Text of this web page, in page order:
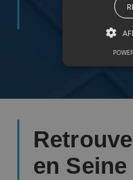
POUR
en